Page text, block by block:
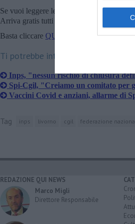
Se vuoi leggere le notizie principali della
Arriva gratis tutti i giorni alle 20:00
Basta cliccare QUI
Ti potrebbe interessare anche:
Inps, "nessun rischio di chiusura
Spi-Cgil, "Creiamo un comitato per
Vaccini Covid e anziani, allarme di
Tag inps livorno cgil federazione
REDAZIONE QUI NEWS
Marco Migli
Direttore Responsabile